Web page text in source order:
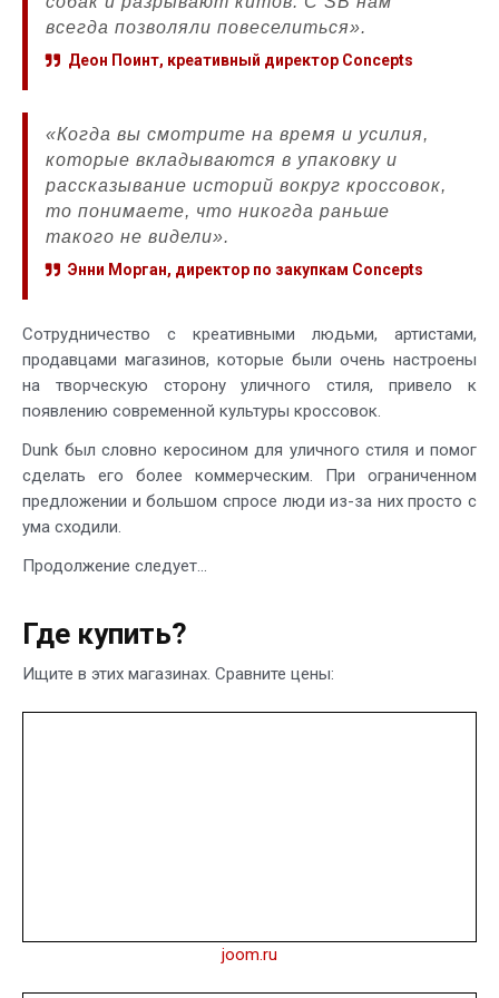
всегда позволяли повеселиться».
Деон Поинт, креативный директор Concepts
«Когда вы смотрите на время и усилия,
которые вкладываются в упаковку и
рассказывание историй вокруг кроссовок,
то понимаете, что никогда раньше
такого не видели».
Энни Морган, директор по закупкам Concepts
Сотрудничество с креативными людьми, артистами,
продавцами магазинов, которые были очень настроены
на творческую сторону уличного стиля, привело к
появлению современной культуры кроссовок.
Dunk был словно керосином для уличного стиля и помог
сделать его более коммерческим. При ограниченном
предложении и большом спросе люди из-за них просто с
ума сходили.
Продолжение следует…
Где купить?
Ищите в этих магазинах. Сравните цены:
joom.ru